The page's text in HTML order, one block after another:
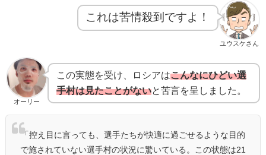
ユウスケさん
これは苦情殺到ですよ！
オーリー
この実態を受け、ロシアはこんなにひどい選
手村は見たことがないと苦言を呈しました。
「控え目に言っても、選手たちが快適に過ごせるような目的
で施されていない選手村の状況に驚いている。この状態は21